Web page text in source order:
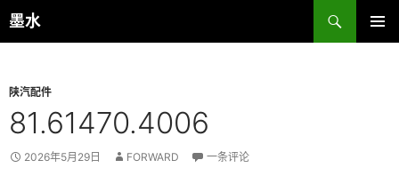
跳
至
墨水
搜
索
陕汽配件
81.61470.4006
2026年5月29日 FORWARD 一条评论